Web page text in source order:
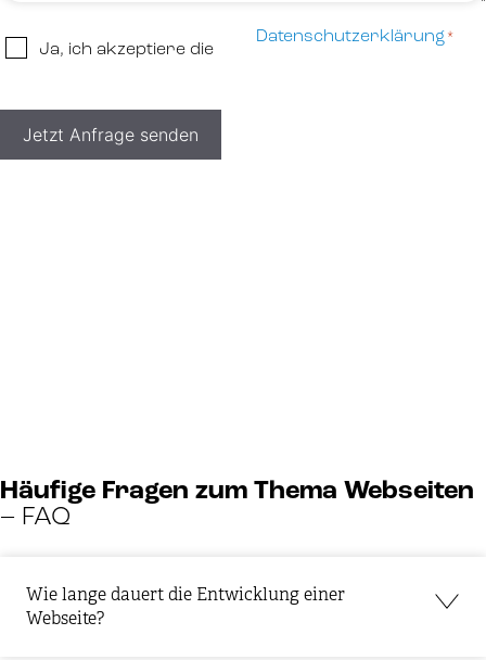
Datenschutzerklärung
Ja, ich akzeptiere die
Datenschutzerklärung *
Jetzt Anfrage senden
Häufige Fragen zum Thema Webseiten
– FAQ
Wie lange dauert die Entwicklung einer
Webseite?